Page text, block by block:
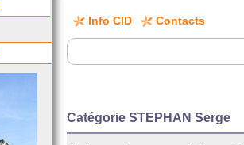
Info CID Contacts
Catégorie STEPHAN Serge